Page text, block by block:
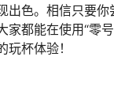
出色。相信只要你
家都能在使用“零
杯体验！